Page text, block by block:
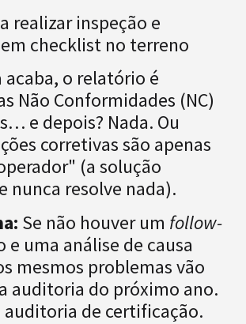
o relatório é
Não Conformidades (NC)
e depois? Nada. Ou
corretivas são apenas
(a solução
nunca resolve nada).
Se não houver um follow-
e uma análise de causa
mesmos problemas vão
auditoria do próximo ano.
auditoria de certificação.